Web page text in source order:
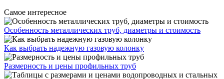
Самое интересное
Особенность металлических труб, диаметры и стоимость
Как выбрать надежную газовую колонку
Размерность и цены профильных труб